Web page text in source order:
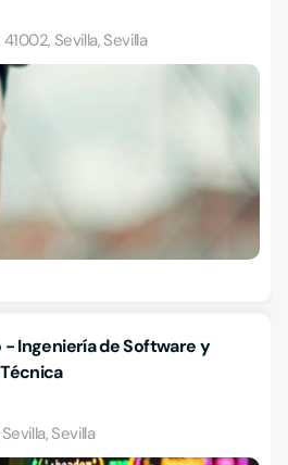
Sevilla, Sevilla
Ingeniería de Software y
Sevilla